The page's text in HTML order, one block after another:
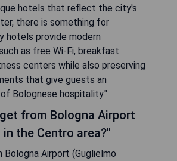
hotels that reflect the city's
there is something for
hotels provide modern
as free Wi-Fi, breakfast
centers while also preserving
that give guests an
Bolognese hospitality."
from Bologna Airport
the Centro area?"
Bologna Airport (Guglielmo